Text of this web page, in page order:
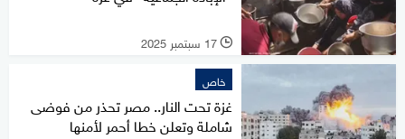
l 17 سبتمبر 2025
خاص
غزة تحت النار.. مصر تحذر من فوضى
شاملة وتعلن خطا أحمر لأمنها